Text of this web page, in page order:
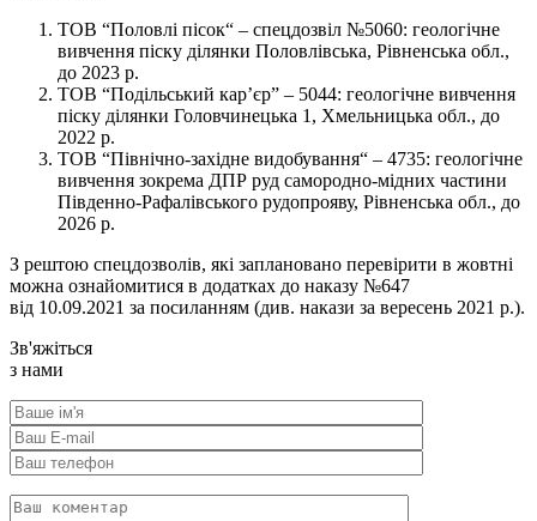
ТОВ “Половлі пісок“ – спецдозвіл №5060: геологічне
вивчення піску ділянки Половлівська, Рівненська обл.,
до 2023 р.
ТОВ “Подільський кар’єр” – 5044: геологічне вивчення
піску ділянки Головчинецька 1, Хмельницька обл., до
2022 р.
ТОВ “Північно-західне видобування“ – 4735: геологічне
вивчення зокрема ДПР руд самородно-мідних частини
Південно-Рафалівського рудопрояву, Рівненська обл., до
2026 р.
З рештою спецдозволів, які заплановано перевірити в жовтні
можна ознайомитися в додатках до наказу №647
від 10.09.2021 за посиланням (див. накази за вересень 2021 р.).
Зв'яжіться
з нами